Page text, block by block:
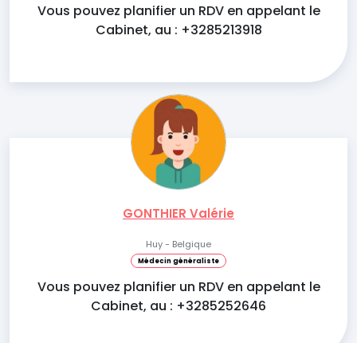
Vous pouvez planifier un RDV en appelant le
Cabinet, au : +3285213918
GONTHIER Valérie
Huy - Belgique
Médecin généraliste
Vous pouvez planifier un RDV en appelant le
Cabinet, au : +3285252646